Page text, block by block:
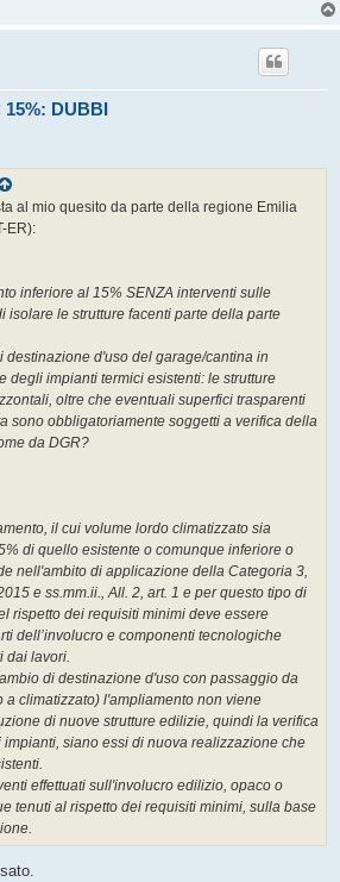
15%: DUBBI
al mio quesito da parte della regione Emilia
ER):
inferiore al 15% SENZA interventi sulle
isolare le strutture facenti parte della parte
destinazione d'uso del garage/cantina in
degli impianti termici esistenti: le strutture
oltre che eventuali superfici trasparenti
sono obbligatoriamente soggetti a verifica della
da DGR?
il cui volume lordo climatizzato sia
di quello esistente o comunque inferiore o
nell'ambito di applicazione della Categoria 3,
e ss.mm.ii., All. 2, art. 1 e per questo tipo di
rispetto dei requisiti minimi deve essere
dell’involucro e componenti tecnologiche
dai lavori.
di destinazione d'uso con passaggio da
a climatizzato) l'ampliamento non viene
di nuove strutture edilizie, quindi la verifica
impianti, siano essi di nuova realizzazione che
effettuati sull'involucro edilizio, opaco o
tenuti al rispetto dei requisiti minimi, sulla base